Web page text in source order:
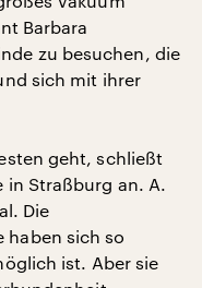
Barbara
zu besuchen, die
sich mit ihrer
geht, schließt
in Straßburg an. A.
Die
haben sich so
ist. Aber sie